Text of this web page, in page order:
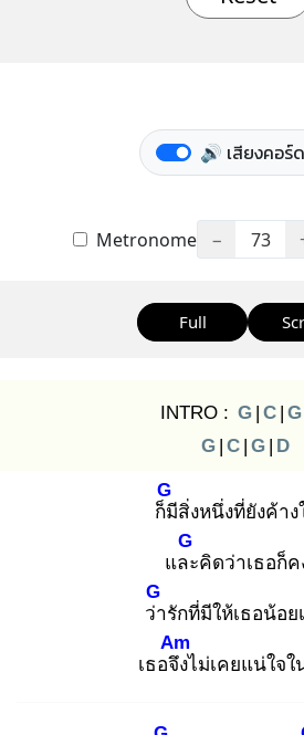
🔊 เสียงคอร์ด
Metronome − 73
Full
INTRO : G | C | G
G | C | G | D
ก็มี
G
สิ่งหนึ่งที่ยังค้าง
และ
G
คิดว่าเธอก็ค
ว่า
G
รักที่มีให้เธอน้อย
เธอจึง
Am
ไม่เคยแน่ใจใ